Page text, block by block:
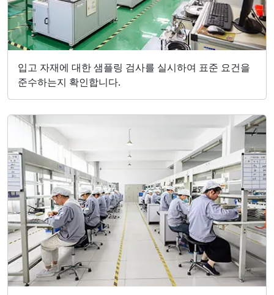
입고 자재에 대한 샘플링 검사를 실시하여 표준 요건을
준수하는지 확인합니다.